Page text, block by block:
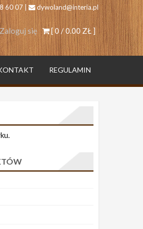
60 07 | dywoland@interia.pl
[ 0 /0.00 ZŁ]
Zaloguj się
REGULAMIN